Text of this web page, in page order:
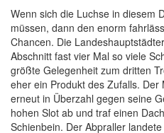
Wenn sich die Luchse in diesem
müssen, dann den enorm
Chancen. Die
Abschnitt fast vier Mal so viele
größte Gelegenheit zum dritten
eher ein Produkt des Zufalls. Der
erneut in Überzahl gegen seine
hohen Slot ab und traf einen
Schienbein. Der Abpraller